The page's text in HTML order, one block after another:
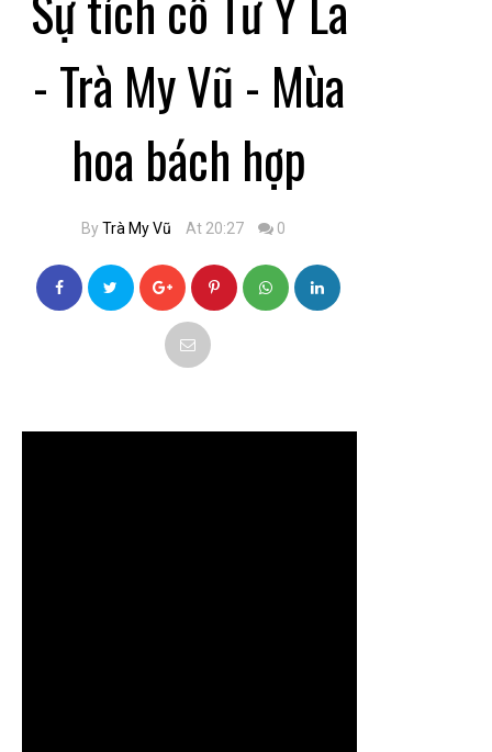
- Trà My Vũ - Mùa
hoa bách hợp
ByTrà My Vũ At 20:27 0